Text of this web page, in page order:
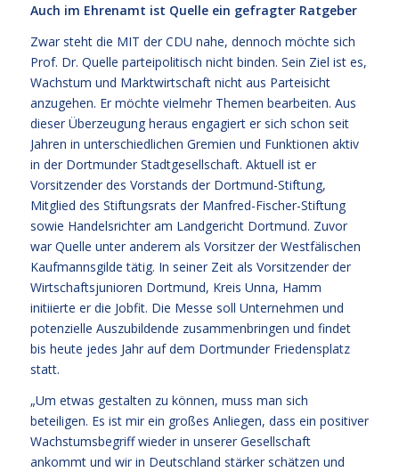
Auch im Ehrenamt ist Quelle ein gefragter Ratgeber
Zwar steht die MIT der CDU nahe, dennoch möchte sich
Prof. Dr. Quelle parteipolitisch nicht binden. Sein Ziel ist es,
Wachstum und Marktwirtschaft nicht aus Parteisicht
anzugehen. Er möchte vielmehr Themen bearbeiten. Aus
dieser Überzeugung heraus engagiert er sich schon seit
Jahren in unterschiedlichen Gremien und Funktionen aktiv
in der Dortmunder Stadtgesellschaft. Aktuell ist er
Vorsitzender des Vorstands der Dortmund-Stiftung,
Mitglied des Stiftungsrats der Manfred-Fischer-Stiftung
sowie Handelsrichter am Landgericht Dortmund. Zuvor
war Quelle unter anderem als Vorsitzer der Westfälischen
Kaufmannsgilde tätig. In seiner Zeit als Vorsitzender der
Wirtschaftsjunioren Dortmund, Kreis Unna, Hamm
initiierte er die Jobfit. Die Messe soll Unternehmen und
potenzielle Auszubildende zusammenbringen und findet
bis heute jedes Jahr auf dem Dortmunder Friedensplatz
statt.
„Um etwas gestalten zu können, muss man sich
beteiligen. Es ist mir ein großes Anliegen, dass ein positiver
Wachstumsbegriff wieder in unserer Gesellschaft
ankommt und wir in Deutschland stärker schätzen und